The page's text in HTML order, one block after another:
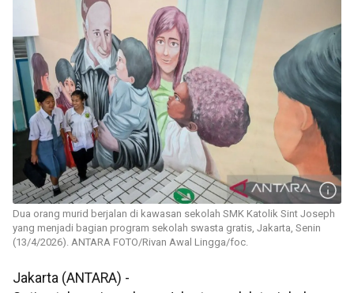
Dua orang murid berjalan di kawasan sekolah SMK Katolik Sint Joseph
yang menjadi bagian program sekolah swasta gratis, Jakarta, Senin
(13/4/2026). ANTARA FOTO/Rivan Awal Lingga/foc.
Jakarta (ANTARA) -